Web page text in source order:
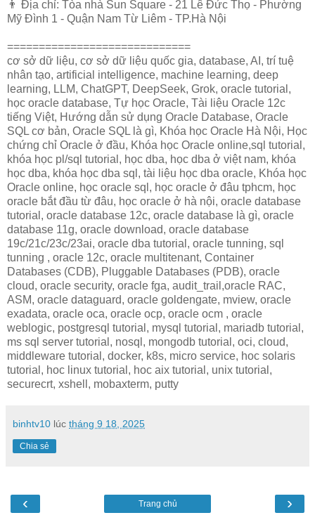
👨 Địa chỉ: Tòa nhà Sun Square - 21 Lê Đức Thọ - Phường
Mỹ Đình 1 - Quận Nam Từ Liêm - TP.Hà Nội
=============================
cơ sở dữ liệu, cơ sở dữ liệu quốc gia, database, AI, trí tuệ
nhân tạo, artificial intelligence, machine learning, deep
learning, LLM, ChatGPT, DeepSeek, Grok, oracle tutorial,
học oracle database, Tự học Oracle, Tài liệu Oracle 12c
tiếng Việt, Hướng dẫn sử dụng Oracle Database, Oracle
SQL cơ bản, Oracle SQL là gì, Khóa học Oracle Hà Nội, Học
chứng chỉ Oracle ở đầu, Khóa học Oracle online,sql tutorial,
khóa học pl/sql tutorial, học dba, học dba ở việt nam, khóa
học dba, khóa học dba sql, tài liệu học dba oracle, Khóa học
Oracle online, học oracle sql, học oracle ở đâu tphcm, học
oracle bắt đầu từ đâu, học oracle ở hà nội, oracle database
tutorial, oracle database 12c, oracle database là gì, oracle
database 11g, oracle download, oracle database
19c/21c/23c/23ai, oracle dba tutorial, oracle tunning, sql
tunning , oracle 12c, oracle multitenant, Container
Databases (CDB), Pluggable Databases (PDB), oracle
cloud, oracle security, oracle fga, audit_trail,oracle RAC,
ASM, oracle dataguard, oracle goldengate, mview, oracle
exadata, oracle oca, oracle ocp, oracle ocm , oracle
weblogic, postgresql tutorial, mysql tutorial, mariadb tutorial,
ms sql server tutorial, nosql, mongodb tutorial, oci, cloud,
middleware tutorial, docker, k8s, micro service, hoc solaris
tutorial, hoc linux tutorial, hoc aix tutorial, unix tutorial,
securecrt, xshell, mobaxterm, putty
binhtv10 lúc tháng 9 18, 2025
Chia sẻ
‹ ›
Trang chủ